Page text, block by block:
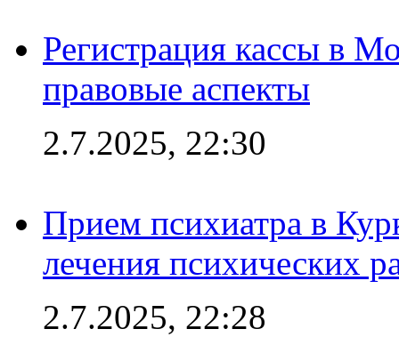
Регистрация кассы в
правовые аспекты
2.7.2025, 22:30
Прием психиатра в
лечения психических
2.7.2025, 22:28